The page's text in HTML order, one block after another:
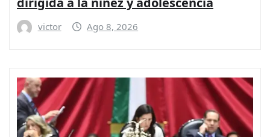
victor Ago 8, 2026